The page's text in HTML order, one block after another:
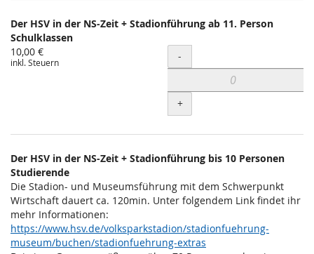
Der HSV in der NS-Zeit + Stadionführung ab 11. Person
Schulklassen
10,00 €
inkl. Steuern Menge
-
+
Der HSV in der NS-Zeit + Stadionführung bis 10 Personen
Studierende
Die Stadion- und Museumsführung mit dem Schwerpunkt
Wirtschaft dauert ca. 120min. Unter folgendem Link findet ihr
mehr Informationen:
https://www.hsv.de/volksparkstadion/stadionfuehrung-
museum/buchen/stadionfuehrung-extras